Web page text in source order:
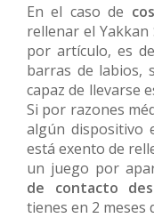
En el caso de
rellenar el Yakkan
por artículo, es
barras de labios,
capaz de llevarse
Si por razones
algún dispositivo
está exento de
un juego por
de contacto
tienes en 2 meses